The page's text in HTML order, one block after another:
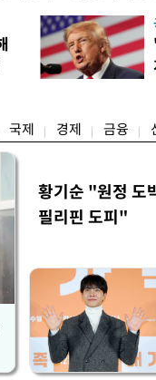
시15분 39.9도까지 치솟
청에 따르면 이날 오후 4시
관측(ASOS) 기준 37.9도
했다. 관측 이래 역대 5위
국제 경제 금융
황기순 "원정 도
필리핀 도피"